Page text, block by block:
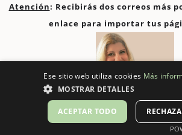
Atención: Recibirás dos correos más
enlace para importar tus
Ese sitio web utiliza cookies Más
MOSTRAR DETALLES
ACEPTAR TODO